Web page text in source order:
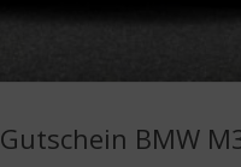
Gutschein BMW